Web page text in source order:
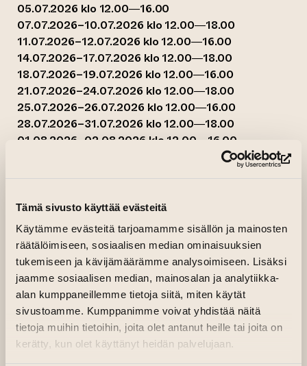
Tämä sivusto käyttää evästeitä
Käytämme evästeitä tarjoamamme sisällön ja mainosten
räätälöimiseen, sosiaalisen median ominaisuuksien
tukemiseen ja kävijämäärämme analysoimiseen. Lisäksi
jaamme sosiaalisen median, mainosalan ja analytiikka-
alan kumppaneillemme tietoja siitä, miten käytät
sivustoamme. Kumppanimme voivat yhdistää näitä
tietoja muihin tietoihin, joita olet antanut heille tai joita on
kerätty, kun olet käyttänyt heidän palvelujaan.
05.07.2026 klo 12.00—16.00
07.07.2026–10.07.2026 klo 12.00—18.00
11.07.2026–12.07.2026 klo 12.00—16.00
14.07.2026–17.07.2026 klo 12.00—18.00
18.07.2026–19.07.2026 klo 12.00—16.00
21.07.2026–24.07.2026 klo 12.00—18.00
25.07.2026–26.07.2026 klo 12.00—16.00
28.07.2026–31.07.2026 klo 12.00—18.00
01.08.2026–02.08.2026 klo 12.00—16.00
Yllin Kyllin V näyttelyssä esillä on
neljänkymmenen Taiteen talolla työhuonettaan
pitävän taiteilijan teoksia ja luvassa on
laajakattaus eri taidelajeja veistoksista
valokuviin ja mediataiteesta
maalaustaiteeseen.